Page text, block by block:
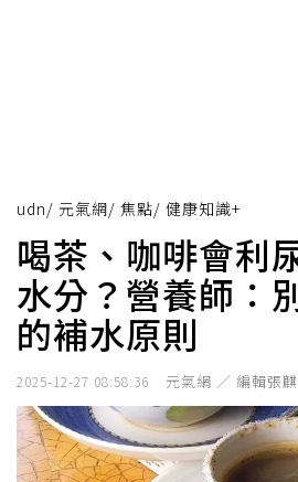
udn/ 元氣網/ 焦點/ 健康知識+
喝茶、咖啡會利
水分？營養師：
的補水原則
2025-12-27 08:58:36 元氣網 ／ 編輯張